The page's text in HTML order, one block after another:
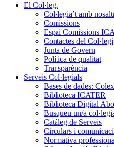
El Col·legi
Col·legia’t amb
Comissions
Espai Comissions
Contactes del Col·legi
Junta de Govern
Política de qualitat
Transparència
Serveis Col·legials
Bases de dades:
Biblioteca ICATER
Biblioteca Digital
Busqueu un/a
Catàleg de Serveis
Circulars i
Normativa